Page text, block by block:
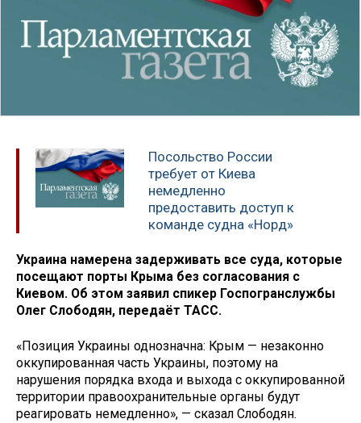
Посольство России
требует от Киева
немедленно
предоставить доступ к
команде судна «Норд»
Украина намерена задерживать все суда, которые
посещают порты Крыма без согласования с
Киевом. Об этом заявил спикер Госпогранслужбы
Олег Слободян, передаёт ТАСС.
«Позиция Украины однозначна: Крым — незаконно
оккупированная часть Украины, поэтому на
нарушения порядка входа и выхода с оккупированной
территории правоохранительные органы будут
реагировать немедленно», — сказал Слободян.